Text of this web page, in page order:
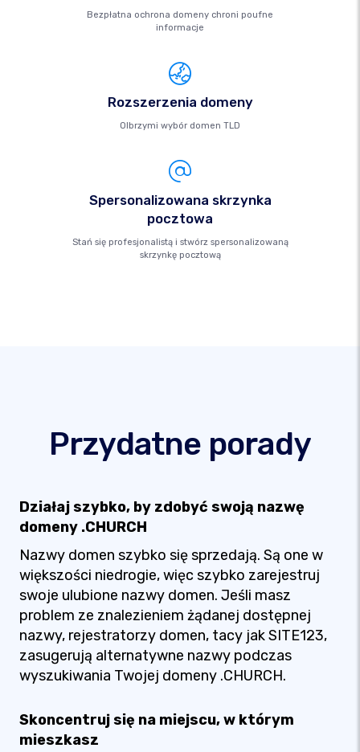
Bezpłatna ochrona domeny chroni poufne
informacje
Rozszerzenia domeny
Olbrzymi wybór domen TLD
Spersonalizowana skrzynka
pocztowa
Stań się profesjonalistą i stwórz spersonalizowaną
skrzynkę pocztową
Przydatne porady
Działaj szybko, by zdobyć swoją nazwę
domeny .CHURCH
Nazwy domen szybko się sprzedają. Są one w
większości niedrogie, więc szybko zarejestruj
swoje ulubione nazwy domen. Jeśli masz
problem ze znalezieniem żądanej dostępnej
nazwy, rejestratorzy domen, tacy jak SITE123,
zasugerują alternatywne nazwy podczas
wyszukiwania Twojej domeny .CHURCH.
Skoncentruj się na miejscu, w którym
mieszkasz